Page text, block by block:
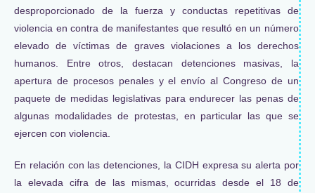
desproporcionado de la fuerza y conductas repetitivas de
violencia en contra de manifestantes que resultó en un número
elevado de víctimas de graves violaciones a los derechos
humanos. Entre otros, destacan detenciones masivas, la
apertura de procesos penales y el envío al Congreso de un
paquete de medidas legislativas para endurecer las penas de
algunas modalidades de protestas, en particular las que se
ejercen con violencia.
En relación con las detenciones, la CIDH expresa su alerta por
la elevada cifra de las mismas, ocurridas desde el 18 de